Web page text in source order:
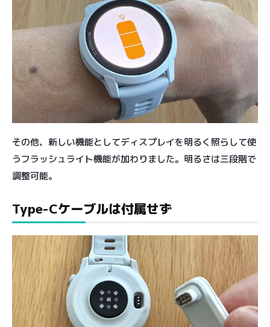
その他、新しい機能としてディスプレイを明るく照らして使
うフラッシュライト機能が加わりました。明るさは三段階で
調整可能。
Type-Cケーブルは付属せず